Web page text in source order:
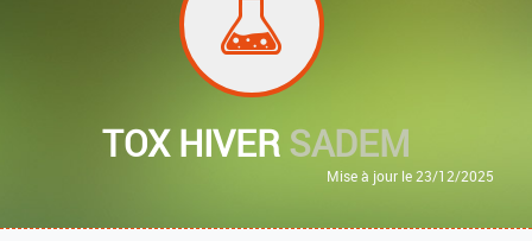
TOX HIVERSADEM
Mise à jour le 23/12/2025